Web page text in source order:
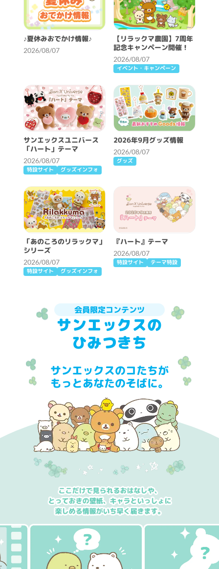
♪夏休みおでかけ情報♪
2026/08/07
【リラックマ農園】7周年
記念キャンペーン開催！
2026/08/07
イベント・キャンペーン
サンエックスユニバース
「ハート」テーマ
2026/08/07
特設サイト グッズインフォ
2026年9月グッズ情報
2026/08/07
グッズ
「あのころのリラックマ」
シリーズ
2026/08/07
特設サイト グッズインフォ
『ハート』テーマ
2026/08/07
特設サイト テーマ特設
会員限定コンテンツ
サンエックスの
ひみつきち
サンエックスのコたちが
もっとあなたのそばに。